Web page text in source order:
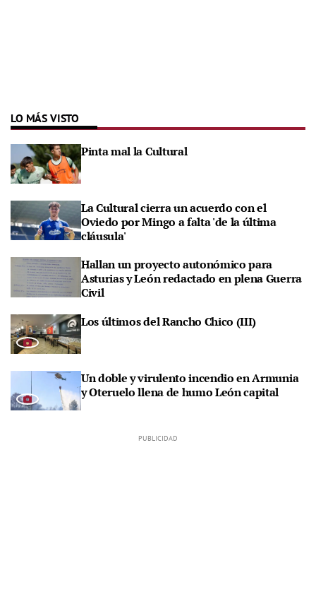
LO MÁS VISTO
Pinta mal la Cultural
La Cultural cierra un acuerdo con el
Oviedo por Mingo a falta 'de la última
cláusula'
Hallan un proyecto autonómico para
Asturias y León redactado en plena Guerra
Civil
Los últimos del Rancho Chico (III)
Un doble y virulento incendio en Armunia
y Oteruelo llena de humo León capital